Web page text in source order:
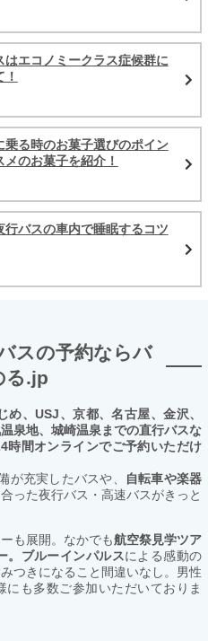
はエコノミークラス症候群に
乗る時のお菓子選びのポイン
メのお菓子を紹介！
行バスの車内で睡眠するコツ
スの予約ならバ
る.jp
、USJ、京都、名古屋、金沢、
泉地、城崎温泉までの直行バスな
時間オンラインでご予約いただけ
が充実したバスや、
自転車や楽器
った夜行バス・高速バスがきっと
も展開。なかでも航空祭見学ツア
。ブルーインパルスによる感動の
つきになること間違いなし。男性
も多数ご参加いただいておりま